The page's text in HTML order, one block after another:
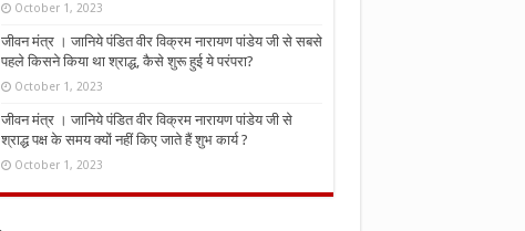
October 1, 2023
जीवन मंत्र । जानिये पंडित वीर विक्रम नारायण पांडेय जी से सबसे
पहले किसने किया था श्राद्ध, कैसे शुरू हुई ये परंपरा?
October 1, 2023
जीवन मंत्र । जानिये पंडित वीर विक्रम नारायण पांडेय जी से
श्राद्ध पक्ष के समय क्यों नहीं किए जाते हैं शुभ कार्य ?
October 1, 2023